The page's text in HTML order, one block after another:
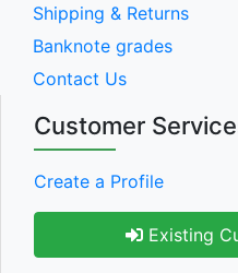
Shipping & Returns
Banknote grades
Contact Us
Customer
Create a Profile
Existing